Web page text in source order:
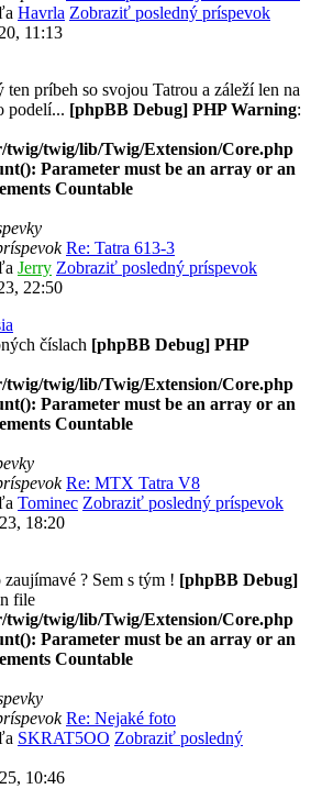
Havrla Zobraziť posledný príspevok
11:13
ten príbeh so svojou Tatrou a záleží len na
podelí... [phpBB Debug] PHP Warning:
twig/twig/lib/Twig/Extension/Core.php
Parameter must be an array or an
Countable
Re: Tatra 613-3
Jerry Zobraziť posledný príspevok
22:50
číslach [phpBB Debug] PHP
twig/twig/lib/Twig/Extension/Core.php
Parameter must be an array or an
Countable
Re: MTX Tatra V8
Tominec Zobraziť posledný príspevok
18:20
? Sem s tým ! [phpBB Debug]
file
twig/twig/lib/Twig/Extension/Core.php
Parameter must be an array or an
Countable
Re: Nejaké foto
SKRAT5OO Zobraziť posledný
10:46